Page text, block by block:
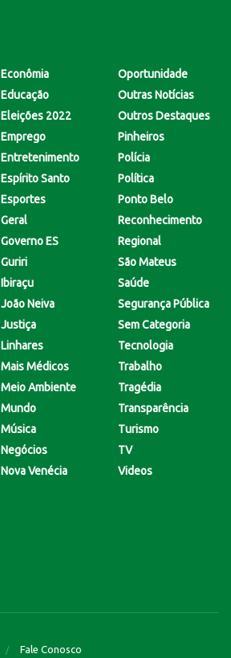
Econômia
Educação
Eleições 2022
Emprego
Entretenimento
Espírito Santo
Esportes
Geral
Governo ES
Guriri
Ibiraçu
João Neiva
Justiça
Linhares
Mais Médicos
Meio Ambiente
Mundo
Música
Negócios
Nova Venécia
Oportunidade
Outras Notícias
Outros Destaques
Pinheiros
Polícia
Política
Ponto Belo
Reconhecimento
Regional
São Mateus
Saúde
Segurança Pública
Sem Categoria
Tecnologia
Trabalho
Tragédia
Transparência
Turismo
TV
Videos
Fale Conosco